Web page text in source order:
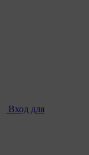
Вход для